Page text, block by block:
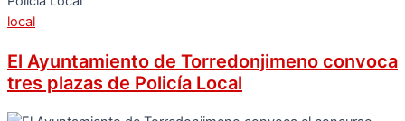
local
El Ayuntamiento de Torredonjimeno convoca
tres plazas de Policía Local